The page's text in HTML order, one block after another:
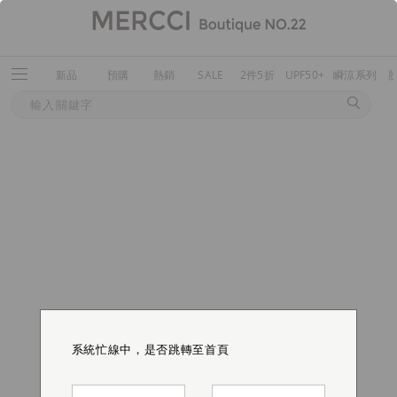
新品 預購 熱銷 SALE 2件5折 UPF50+ 瞬涼系列
系統忙線中，是否跳轉至首頁
系統忙線中，是否跳轉至首頁
系統忙線中，是否跳轉至首頁
系統忙線中，是否跳轉至首頁
系統忙線中，是否跳轉至首頁